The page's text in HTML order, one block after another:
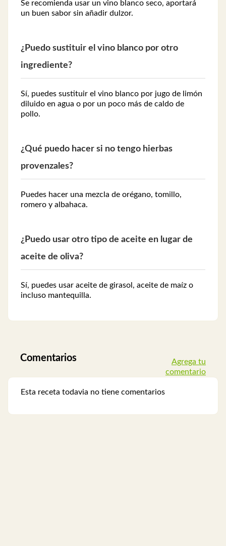
Se recomienda usar un vino blanco seco, aportará
un buen sabor sin añadir dulzor.
¿Puedo sustituir el vino blanco por otro
ingrediente?
Sí, puedes sustituir el vino blanco por jugo de limón
diluido en agua o por un poco más de caldo de
pollo.
¿Qué puedo hacer si no tengo hierbas
provenzales?
Puedes hacer una mezcla de orégano, tomillo,
romero y albahaca.
¿Puedo usar otro tipo de aceite en lugar de
aceite de oliva?
Sí, puedes usar aceite de girasol, aceite de maíz o
incluso mantequilla.
Comentarios
Agrega tu
comentario
Esta receta todavia no tiene comentarios